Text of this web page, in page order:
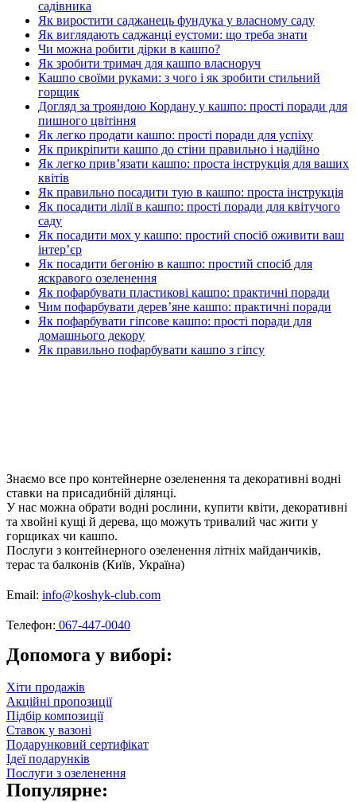
садівника
Як виростити саджанець фундука у власному саду
Як виглядають саджанці еустоми: що треба знати
Чи можна робити дірки в кашпо?
Як зробити тримач для кашпо власноруч
Кашпо своїми руками: з чого і як зробити стильний
горщик
Догляд за трояндою Кордану у кашпо: прості поради для
пишного цвітіння
Як легко продати кашпо: прості поради для успіху
Як прикріпити кашпо до стіни правильно і надійно
Як легко прив’язати кашпо: проста інструкція для ваших
квітів
Як правильно посадити тую в кашпо: проста інструкція
Як посадити лілії в кашпо: прості поради для квітучого
саду
Як посадити мох у кашпо: простий спосіб оживити ваш
інтер’єр
Як посадити бегонію в кашпо: простий спосіб для
яскравого озеленення
Як пофарбувати пластикові кашпо: практичні поради
Чим пофарбувати дерев’яне кашпо: практичні поради
Як пофарбувати гіпсове кашпо: прості поради для
домашнього декору
Як правильно пофарбувати кашпо з гіпсу
Знаємо все про контейнерне озеленення та декоративні водні
ставки на присадибній ділянці.
У нас можна обрати водні рослини, купити квіти, декоративні
та хвойні кущі й дерева, що можуть тривалий час жити у
горщиках чи кашпо.
Послуги з контейнерного озеленення літніх майданчиків,
терас та балконів (Київ, Україна)
Email: info@koshyk-club.com
Телефон: 067-447-0040
Допомога у виборі:
Хіти продажів
Акційні пропозиції
Підбір композиції
Ставок у вазоні
Подарунковий сертифікат
Ідеї подарунків
Послуги з озеленення
Популярне: